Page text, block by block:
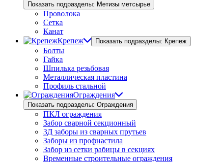
Показать подразделы: Метизы метсырье
Проволока
Сетка
Канат
Крепеж
Показать подразделы: Крепеж
Болты
Гайка
Шпилька резьбовая
Металлическая пластина
Профиль стальной
Ограждения
Показать подразделы: Ограждения
ПКЛ ограждения
Забор сварной секционный
3Д заборы из сварных прутьев
Заборы из профнастила
Забор из сетки рабицы в секциях
Временные строительные ограждения